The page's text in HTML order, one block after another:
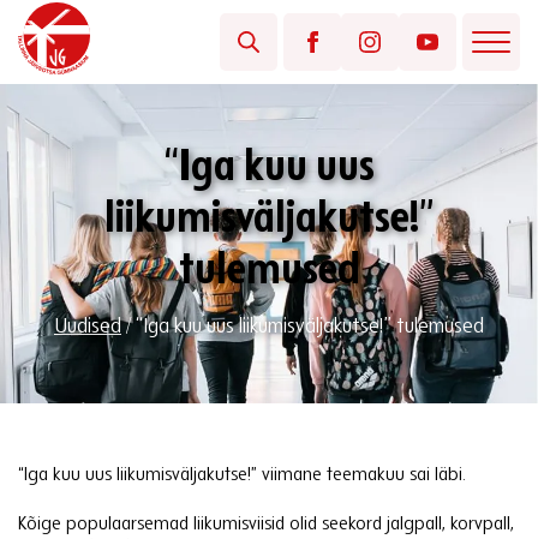
“Iga kuu uus
liikumisväljakutse!”
tulemused
Uudised/“Iga kuu uus liikumisväljakutse!” tulemused
“Iga kuu uus liikumisväljakutse!” viimane teemakuu sai läbi.
Kõige populaarsemad liikumisviisid olid seekord jalgpall, korvpall,